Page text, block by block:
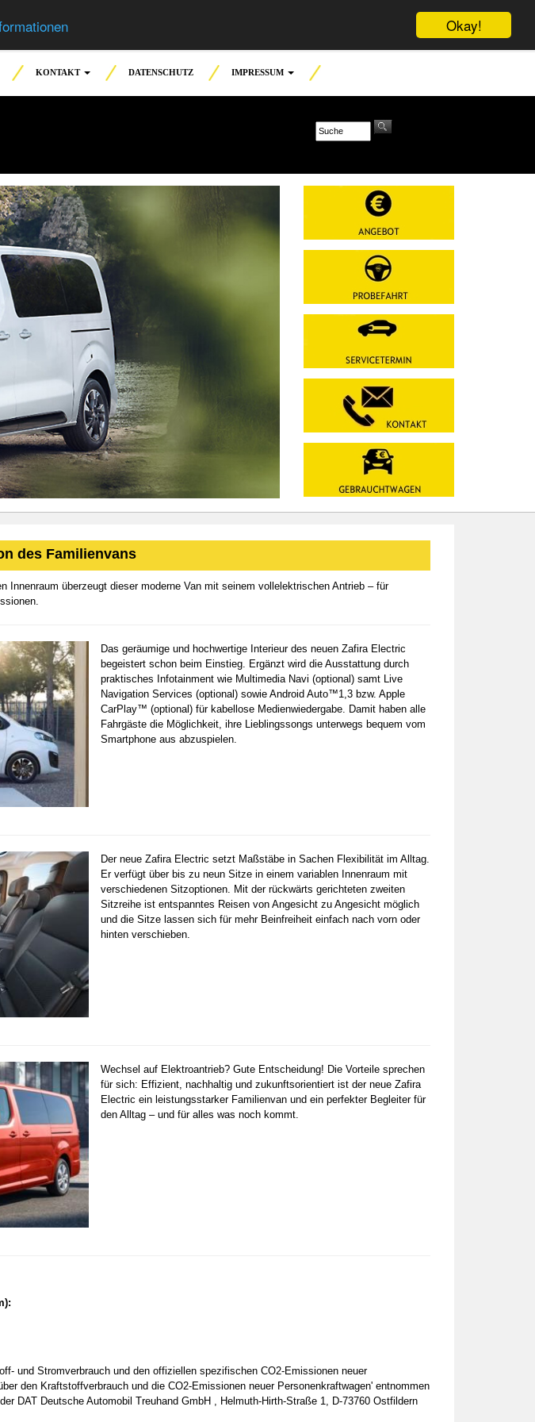
Okay!
KONTAKT DATENSCHUTZ IMPRESSUM
des Familienvans
Innenraum überzeugt dieser moderne Van mit seinem vollelektrischen Antrieb – für
Das geräumige und hochwertige Interieur des neuen Zafira Electric
begeistert schon beim Einstieg. Ergänzt wird die Ausstattung durch
praktisches Infotainment wie Multimedia Navi (optional) samt Live
Navigation Services (optional) sowie Android Auto™1,3 bzw. Apple
CarPlay™ (optional) für kabellose Medienwiedergabe. Damit haben alle
Fahrgäste die Möglichkeit, ihre Lieblingssongs unterwegs bequem vom
Smartphone aus abzuspielen.
Der neue Zafira Electric setzt Maßstäbe in Sachen Flexibilität im Alltag.
Er verfügt über bis zu neun Sitze in einem variablen Innenraum mit
verschiedenen Sitzoptionen. Mit der rückwärts gerichteten zweiten
Sitzreihe ist entspanntes Reisen von Angesicht zu Angesicht möglich
und die Sitze lassen sich für mehr Beinfreiheit einfach nach vorn oder
hinten verschieben.
Wechsel auf Elektroantrieb? Gute Entscheidung! Die Vorteile sprechen
für sich: Effizient, nachhaltig und zukunftsorientiert ist der neue Zafira
Electric ein leistungsstarker Familienvan und ein perfekter Begleiter für
den Alltag – und für alles was noch kommt.
und Stromverbrauch und den offiziellen spezifischen CO2-Emissionen neuer
den Kraftstoffverbrauch und die CO2-Emissionen neuer Personenkraftwagen' entnommen
DAT Deutsche Automobil Treuhand GmbH , Helmuth-Hirth-Straße 1, D-73760 Ostfildern